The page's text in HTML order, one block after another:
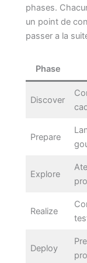
phases.
un point de
passer a la
Phase
Discover
Prepare
Explore
Realize
Deploy